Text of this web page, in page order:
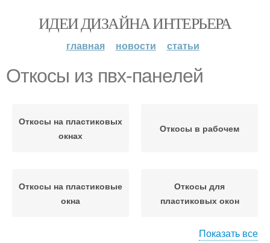
ИДЕИ ДИЗАЙНА ИНТЕРЬЕРА
главная новости статьи
Откосы из пвх-панелей
Откосы на пластиковых
окнах
Откосы в рабочем
Откосы на пластиковые
окна
Откосы для
пластиковых окон
Показать все